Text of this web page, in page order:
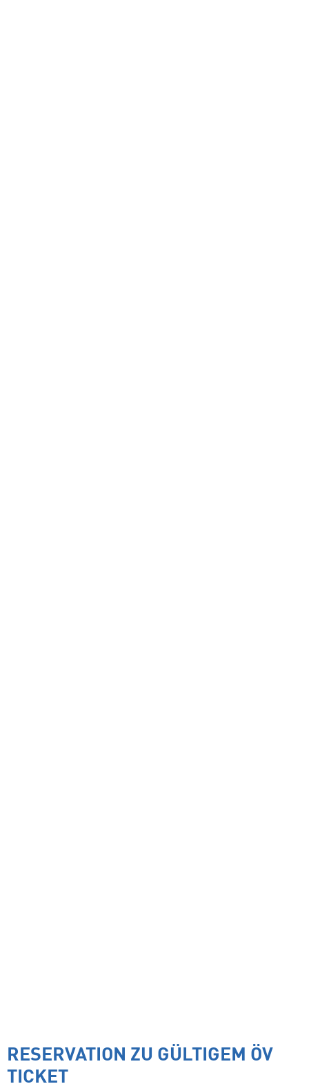
RESERVATION ZU GÜLTIGEM ÖV
TICKET